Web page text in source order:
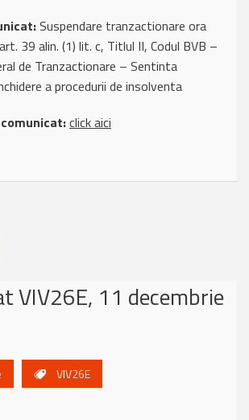
Suspendare tranzactionare ora
39 alin. (1) lit. c, Titlul II, Codul BVB –
de Tranzactionare – Sentinta
a procedurii de insolventa
click aici
VIV26E, 11 decembrie
VIV26E